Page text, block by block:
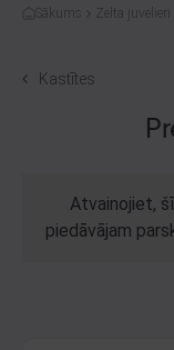
Sākums
Zelta
Kastītes
Atvainojiet,
piedāvājam